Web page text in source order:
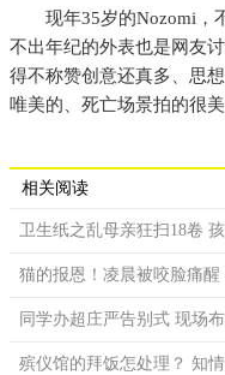
现年35岁的Nozomi，
不出年纪的外表也是网友
得不称赞创意还真多、思
唯美的、死亡场景拍的很
相关阅读
卫生纸之乱母亲狂扫18卷
猫的报恩！凌晨被咬脸痛
同学办超庄严告别式 现场
殡仪馆的拜饭怎处理？ 知